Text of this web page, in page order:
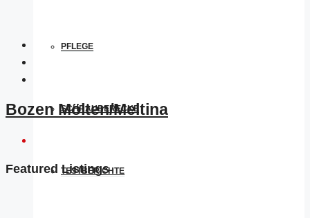
PFLEGE
SCHRAUBERECKE
TESTBERICHTE
Bozen Mölten/Meltina
Featured Listings